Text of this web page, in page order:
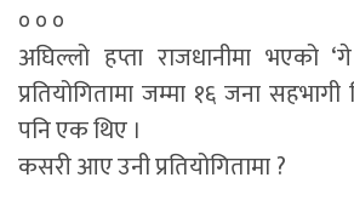
० ० ०
अघिल्लो हप्ता राजधानीमा भएको
प्रतियोगितामा जम्मा १६ जना
पनि एक थिए ।
कसरी आए उनी प्रतियोगितामा ?